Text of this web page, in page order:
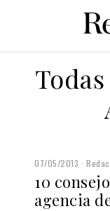
07/05/2013
10
agencia